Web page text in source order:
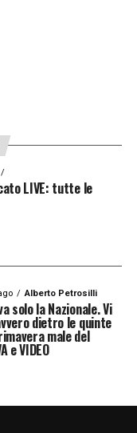
LIVE: tutte le
Alberto Petrosilli
solo la Nazionale. Vi
dietro le quinte
male del
e VIDEO